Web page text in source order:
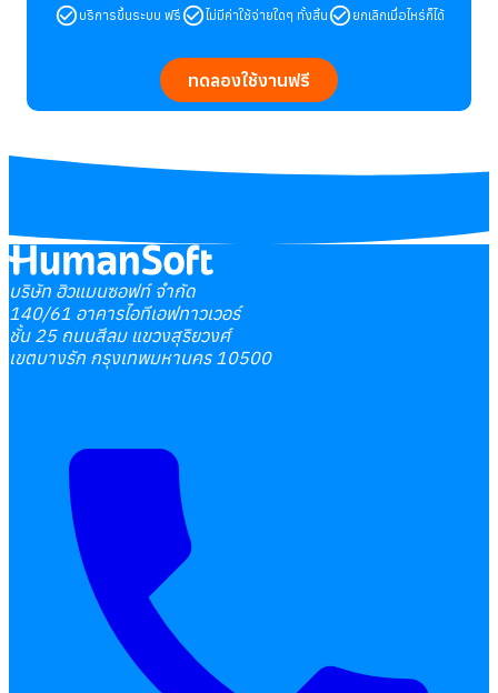
บริการขึ้นระบบ ฟรี ไม่มีค่าใช้จ่ายใดๆ ทั้งสิ้น ยกเลิกเมื่อไหร่ก็ได้
ทดลองใช้งานฟรี
บริษัท ฮิวแมนซอฟท์ จำกัด
140/61 อาคารไอทีเอฟทาวเวอร์
ชั้น 25 ถนนสีลม แขวงสุริยวงศ์
เขตบางรัก กรุงเทพมหานคร 10500